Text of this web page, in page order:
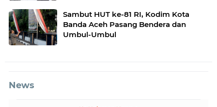
Sambut HUT ke-81 RI, Kodim Kota
Banda Aceh Pasang Bendera dan
Umbul-Umbul
News